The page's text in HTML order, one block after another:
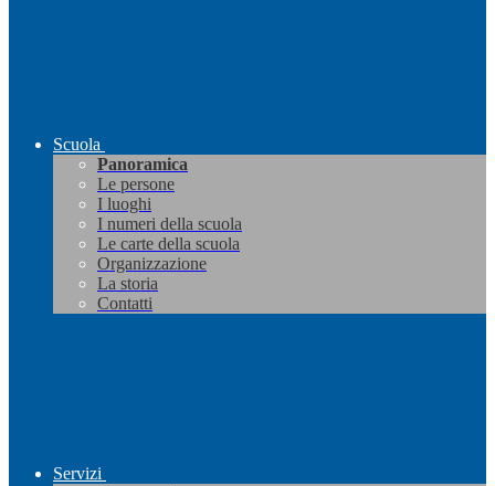
Scuola
Panoramica
Le persone
I luoghi
I numeri della scuola
Le carte della scuola
Organizzazione
La storia
Contatti
Servizi